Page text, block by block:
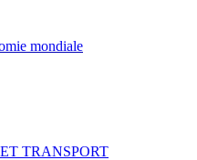
mondiale
TRANSPORT